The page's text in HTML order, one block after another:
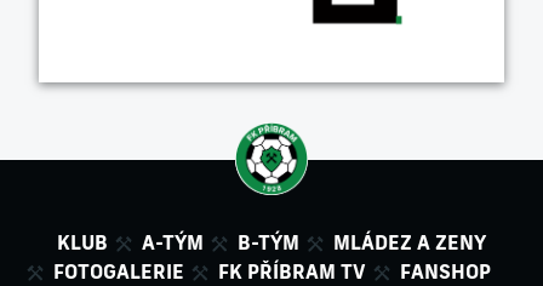
KLUB A-TÝM B-TÝM
MLÁDEZ A ZENY
FOTOGALERIE
FK PŘÍBRAM TV FANSHOP